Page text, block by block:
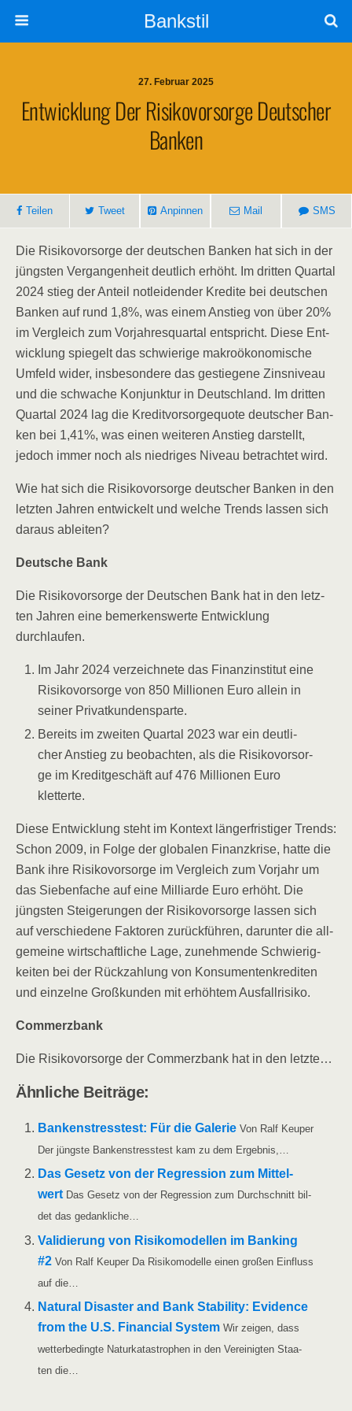
Bankstil
27. Februar 2025
Ent­wick­lung Der Risi­ko­vor­sor­ge Deut­scher
Banken
Tei­len Tweet Anpin­nen Mail SMS
Die Risi­ko­vor­sor­ge der deut­schen Ban­ken hat sich in der
jüngs­ten Ver­gan­gen­heit deut­lich erhöht. Im drit­ten Quar­tal
2024 stieg der Anteil not­lei­den­der Kre­di­te bei deut­schen
Ban­ken auf rund 1,8%, was einem Anstieg von über 20%
im Ver­gleich zum Vor­jah­res­quar­tal ent­spricht. Die­se Ent­
wick­lung spie­gelt das schwie­ri­ge makro­öko­no­mi­sche
Umfeld wider, ins­be­son­de­re das gestie­ge­ne Zins­ni­veau
und die schwa­che Kon­junk­tur in Deutsch­land. Im drit­ten
Quar­tal 2024 lag die Kre­dit­vor­sor­ge­quo­te deut­scher Ban­
ken bei 1,41%, was einen wei­te­ren Anstieg dar­stellt,
jedoch immer noch als nied­ri­ges Niveau betrach­tet wird.
Wie hat sich die Risi­ko­vor­sor­ge deut­scher Ban­ken in den
letz­ten Jah­ren ent­wi­ckelt und wel­che Trends las­sen sich
dar­aus ableiten?
Deut­sche Bank
Die Risi­ko­vor­sor­ge der Deut­schen Bank hat in den letz­
ten Jah­ren eine bemer­kens­wer­te Ent­wick­lung
durchlaufen.
Im Jahr 2024 ver­zeich­ne­te das Finanz­in­sti­tut eine
Risi­ko­vor­sor­ge von 850 Mil­lio­nen Euro allein in
sei­ner Privatkundensparte.
Bereits im zwei­ten Quar­tal 2023 war ein deut­li­
cher Anstieg zu beob­ach­ten, als die Risi­ko­vor­sor­
ge im Kre­dit­ge­schäft auf 476 Mil­lio­nen Euro
kletterte.
Die­se Ent­wick­lung steht im Kon­text län­ger­fris­ti­ger Trends:
Schon 2009, in Fol­ge der glo­ba­len Finanz­kri­se, hat­te die
Bank ihre Risi­ko­vor­sor­ge im Ver­gleich zum Vor­jahr um
das Sie­ben­fa­che auf eine Mil­li­ar­de Euro erhöht. Die
jüngs­ten Stei­ge­run­gen der Risi­ko­vor­sor­ge las­sen sich
auf ver­schie­de­ne Fak­to­ren zurück­füh­ren, dar­un­ter die all­
ge­mei­ne wirt­schaft­li­che Lage, zuneh­men­de Schwie­rig­
kei­ten bei der Rück­zah­lung von Kon­su­men­ten­kre­di­ten
und ein­zel­ne Groß­kun­den mit erhöh­tem Ausfallrisiko.
Com­merz­bank
Die Risi­ko­vor­sor­ge der Com­merz­bank hat in den letzte…
Ähn­li­che Beiträge:
Ban­ken­stress­test: Für die Gale­rie Von Ralf Keu­per
Der jüngs­te Ban­ken­stress­test kam zu dem Ergebnis,…
Das Gesetz von der Regres­si­on zum Mit­tel­
wert Das Gesetz von der Regres­si­on zum Durch­schnitt bil­
det das gedankliche…
Vali­die­rung von Risi­ko­mo­del­len im Ban­king
#2 Von Ralf Keu­per Da Risi­ko­mo­del­le einen gro­ßen Ein­fluss
auf die…
Natu­ral Dis­as­ter and Bank Sta­bi­li­ty: Evi­dence
from the U.S. Finan­cial Sys­tem Wir zei­gen, dass
wet­ter­be­ding­te Natur­ka­ta­stro­phen in den Ver­ei­nig­ten Staa­
ten die…